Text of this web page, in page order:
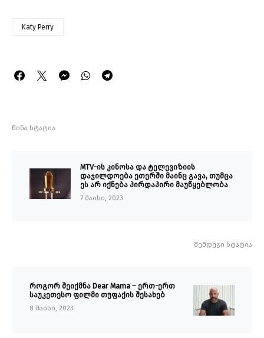
Katy Perry
წინა სტატია
MTV-ის კინოსა და ტელევიზიის
დაჯილდოება ეთერში მაინც გავა, თუმცა
ეს არ იქნება პირდაპირი მაუწყებლობა
7 მაისი, 2023
შემდეგი სტატია
როგორ შეიქმნა Dear Mama – ერთ-ერთ
საუკეთესო ფილმი თუფაქის შესახებ
8 მაისი, 2023